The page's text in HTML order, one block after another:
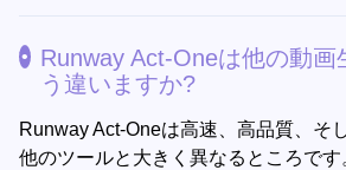
Runway Act-Oneは他の動画
う違いますか?
Runway Act-Oneは高速、高品質、そ
他のツールと大きく異なるところで